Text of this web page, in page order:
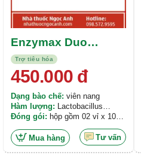
Trợ tiêu hóa
Enzymax Duo
Biotics
450.000đ
Dạng bào chế: viên nang
Hàm lượng: Lactobacillus
Plantarum 5x109, Fos 140mg,
13,8 mg, Lipase 13,3 mg,
Protease 3.0 7,5 mg, Protease
Đóng gói: hộp gồm 02 vỉ x 10
Mua hàng
Tư vấn